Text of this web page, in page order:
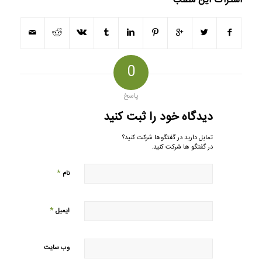
0
پاسخ
دیدگاه خود را ثبت کنید
تمایل دارید در گفتگوها شرکت کنید؟
در گفتگو ها شرکت کنید.
نام *
ایمیل*
وب‌ سایت